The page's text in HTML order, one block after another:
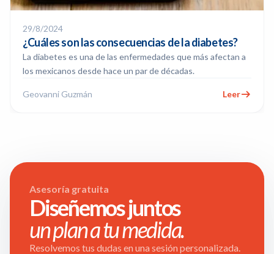
29/8/2024
¿Cuáles son las consecuencias de la diabetes?
La diabetes es una de las enfermedades que más afectan a
los mexicanos desde hace un par de décadas.
Geovanni Guzmán Leer
Asesoría gratuita
Diseñemos juntos
un plan a tu medida.
Resolvemos tus dudas en una sesión personalizada.